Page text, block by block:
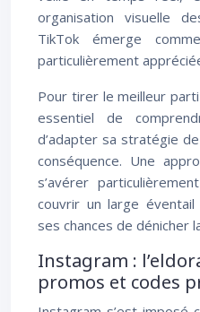
organisation visuelle
TikTok émerge
particulièrement
Pour tirer le meilleur
essentiel de
d’adapter sa stratégie
conséquence. Une
s’avérer
couvrir un large
ses chances de dénicher
Instagram :
promos et codes